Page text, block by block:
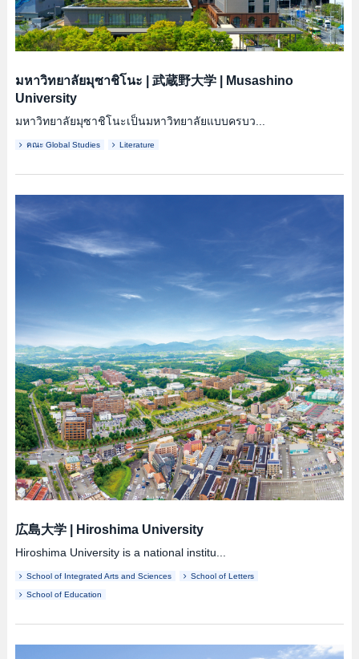
มหาวิทยาลัยมุซาชิโนะ 武蔵野大学|
Musashino
University
มหาวิทยาลัยมุซาชิโนะเป็นมหาวิทยาลัยแบบครบว...
คณะ Global Studies Literature
広島大学| Hiroshima University
Hiroshima University is a national institu...
School of Integrated Arts and Sciences School of Letters
School of Education